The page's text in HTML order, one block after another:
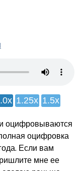
1.25x 1.5x
оцифровываются
оцифровка
Если вам
мне ее